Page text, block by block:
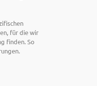
für die wir
finden. So